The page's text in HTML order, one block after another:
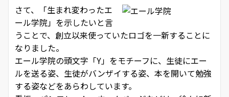
さて、「生まれ変わったエ
ール学院」を示したいと言
うことで、創立以来使っていたロゴを一新することに
なりました。
エール学院の頭文字「Y」をモチーフに、生徒にエー
ルを送る姿、生徒がバンザイする姿、本を開いて勉強
する姿などをあらわしています。